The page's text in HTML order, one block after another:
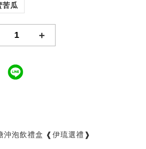
苦瓜
+
沖泡飲禮盒 ❰伊琉選禮❱